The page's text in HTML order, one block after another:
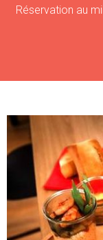
Réservation au